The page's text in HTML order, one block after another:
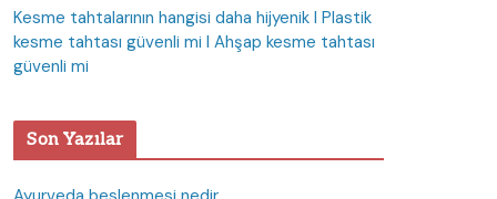
Kesme tahtalarının hangisi daha hijyenik I Plastik
kesme tahtası güvenli mi I Ahşap kesme tahtası
güvenli mi
Son Yazılar